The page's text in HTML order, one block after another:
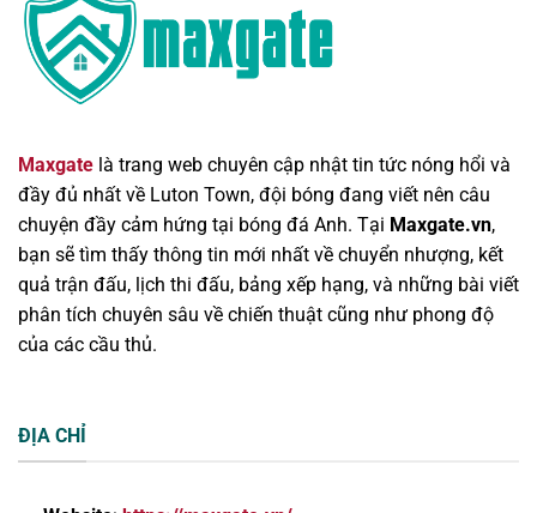
Maxgate là trang web chuyên cập nhật tin tức nóng hổi và
đầy đủ nhất về Luton Town, đội bóng đang viết nên câu
chuyện đầy cảm hứng tại bóng đá Anh. Tại Maxgate.vn,
bạn sẽ tìm thấy thông tin mới nhất về chuyển nhượng, kết
quả trận đấu, lịch thi đấu, bảng xếp hạng, và những bài viết
phân tích chuyên sâu về chiến thuật cũng như phong độ
của các cầu thủ.
ĐỊA CHỈ